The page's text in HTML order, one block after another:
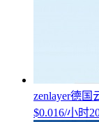
zenlayer德
$0.016/小时